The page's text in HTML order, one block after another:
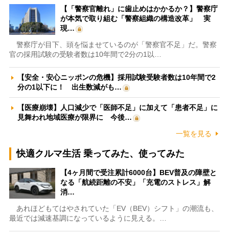
【「警察官離れ」に歯止めはかかるか？】警察庁
が本気で取り組む「警察組織の構造改革」 実
現…
警察庁が目下、頭を悩ませているのが「警察官不足」だ。警察
官の採用試験の受験者数は10年間で2分の1以…
【安全・安心ニッポンの危機】採用試験受験者数は10年間で2
分の1以下に！ 出生数減がも…
【医療崩壊】人口減少で「医師不足」に加えて「患者不足」に
見舞われ地域医療が限界に 今後…
一覧を見る
快適クルマ生活 乗ってみた、使ってみた
【4ヶ月間で受注累計6000台】BEV普及の障壁と
なる「航続距離の不安」「充電のストレス」解
消…
あれほどもてはやされていた「EV（BEV）シフト」の潮流も、
最近では減速基調になっているように見える。…